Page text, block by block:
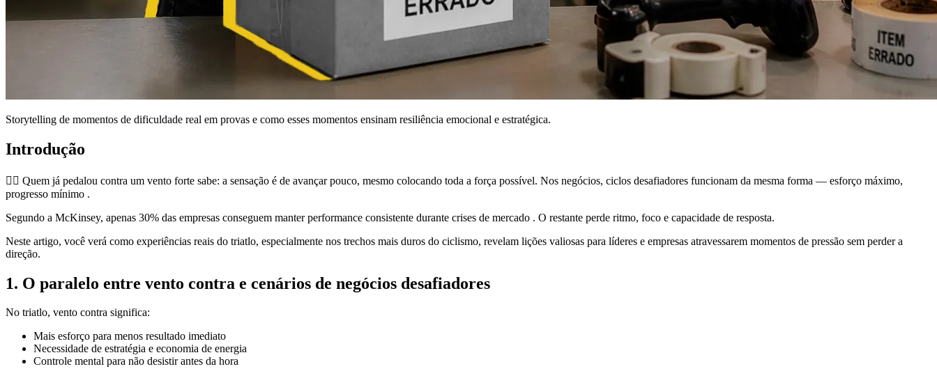
Storytelling de momentos de dificuldade real em provas e como esses momentos ensinam resiliência emocional e estratégica.
Introdução
🚴‍♂️ Quem já pedalou contra um vento forte sabe: a sensação é de avançar pouco, mesmo colocando toda a força possível. Nos negócios, ciclos desafiadores funcionam da mesma forma — esforço máximo,
progresso mínimo .
Segundo a McKinsey, apenas 30% das empresas conseguem manter performance consistente durante crises de mercado . O restante perde ritmo, foco e capacidade de resposta.
Neste artigo, você verá como experiências reais do triatlo, especialmente nos trechos mais duros do ciclismo, revelam lições valiosas para líderes e empresas atravessarem momentos de pressão sem perder a
direção.
1. O paralelo entre vento contra e cenários de negócios desafiadores
No triatlo, vento contra significa:
Mais esforço para menos resultado imediato
Necessidade de estratégia e economia de energia
Controle mental para não desistir antes da hora